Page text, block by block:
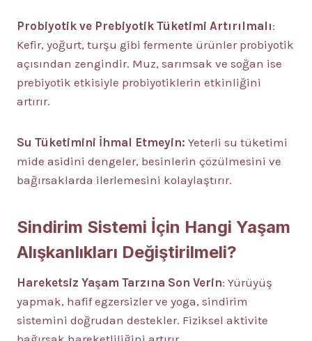
Probiyotik ve Prebiyotik Tüketimi Artırılmalı:
Kefir, yoğurt, turşu gibi fermente ürünler probiyotik
açısından zengindir. Muz, sarımsak ve soğan ise
prebiyotik etkisiyle probiyotiklerin etkinliğini
artırır.
Su Tüketimini İhmal Etmeyin: Yeterli su tüketimi
mide asidini dengeler, besinlerin çözülmesini ve
bağırsaklarda ilerlemesini kolaylaştırır.
Sindirim Sistemi İçin Hangi Yaşam
Alışkanlıkları Değiştirilmeli?
Hareketsiz Yaşam Tarzına Son Verin: Yürüyüş
yapmak, hafif egzersizler ve yoga, sindirim
sistemini doğrudan destekler. Fiziksel aktivite